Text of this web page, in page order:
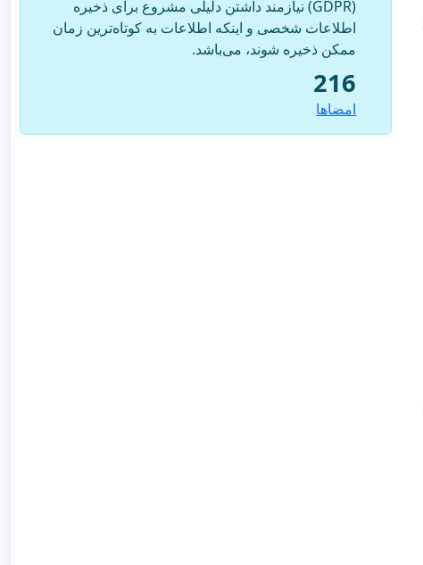
(GDPR) نیازمند داشتن دلیلی مشروع برای ذخیره
اطلاعات شخصی و اینکه اطلاعات به کوتاه‌ترین زمان
ممکن ذخیره شوند، می‌باشد.
216
امضاها